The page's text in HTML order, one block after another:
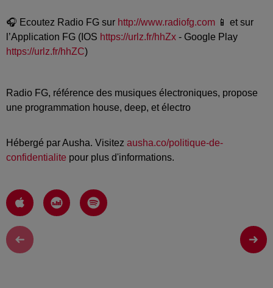
🎧 Ecoutez Radio FG sur http://www.radiofg.com 📱 et sur
l’Application FG (IOS https://urlz.fr/hhZx - Google Play
https://urlz.fr/hhZC)
Radio FG, référence des musiques électroniques, propose
une programmation house, deep, et électro
Hébergé par Ausha. Visitez ausha.co/politique-de-
confidentialite pour plus d'informations.